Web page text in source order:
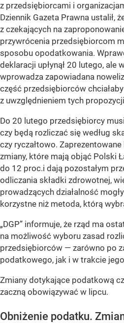
z przedsiębiorcami i
Dziennik Gazeta Prawna ustalił,
z czekających na
przywrócenia przedsiębiorcom
sposobu opodatkowania.
deklaracji upłynął 20 lutego, ale
wprowadza zapowiadana
część przedsiębiorców
z uwzględnieniem tych
Do 20 lutego przedsiębiorcy
czy będą rozliczać się według
czy ryczałtowo.
zmiany, które mają objąć Polski
do 12 proc.i dają pozostałym
odliczania składki zdrowotnej,
prowadzących działalność
korzystne niż metoda, którą
„DGP” informuje, że rząd ma
na możliwość wyboru zasad
przedsiębiorców — zarówno po
podatkowego, jak i w trakcie
Zmiany dotykające podatkową
zaczną obowiązywać w lipcu.
Obniżenie podatku.